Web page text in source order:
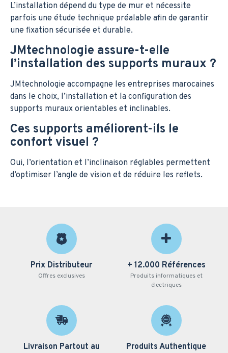
L’installation dépend du type de mur et nécessite
parfois une étude technique préalable afin de garantir
une fixation sécurisée et durable.
JMtechnologie assure-t-elle
l’installation des supports muraux ?
JMtechnologie accompagne les entreprises marocaines
dans le choix, l’installation et la configuration des
supports muraux orientables et inclinables.
Ces supports améliorent-ils le
confort visuel ?
Oui, l’orientation et l’inclinaison réglables permettent
d’optimiser l’angle de vision et de réduire les reflets.
Prix Distributeur
Offres exclusives
+ 12.000 Références
Produits informatiques et
électriques
Livraison Partout au
Produits Authentique